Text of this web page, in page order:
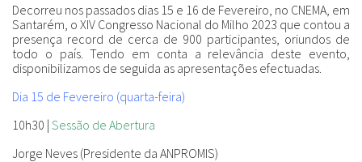
Decorreu nos passados dias 15 e 16 de Fevereiro, no CNEMA, em
Santarém, o XIV Congresso Nacional do Milho 2023 que contou a
presença record de cerca de 900 participantes, oriundos de
todo o país. Tendo em conta a relevância deste evento,
disponibilizamos de seguida as apresentações efectuadas
Dia 15 de Fevereiro (quarta-feira)
10h30 | Sessão de Abertura
Jorge Neves (Presidente da ANPROMIS)